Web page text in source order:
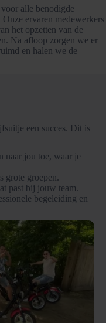
alle benodigde
ervaren medewerkers
het opzetten van de
Na afloop zorgen we er
en halen we de
een succes. Dit is
naar jou toe, waar je
grote groepen.
past bij jouw team.
begeleiding en